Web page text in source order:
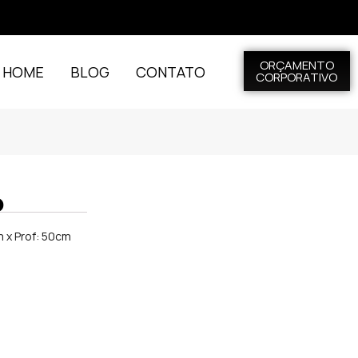
BLOG CONTATO ORÇAMENTO
CORPORATIVO
x Prof: 50cm